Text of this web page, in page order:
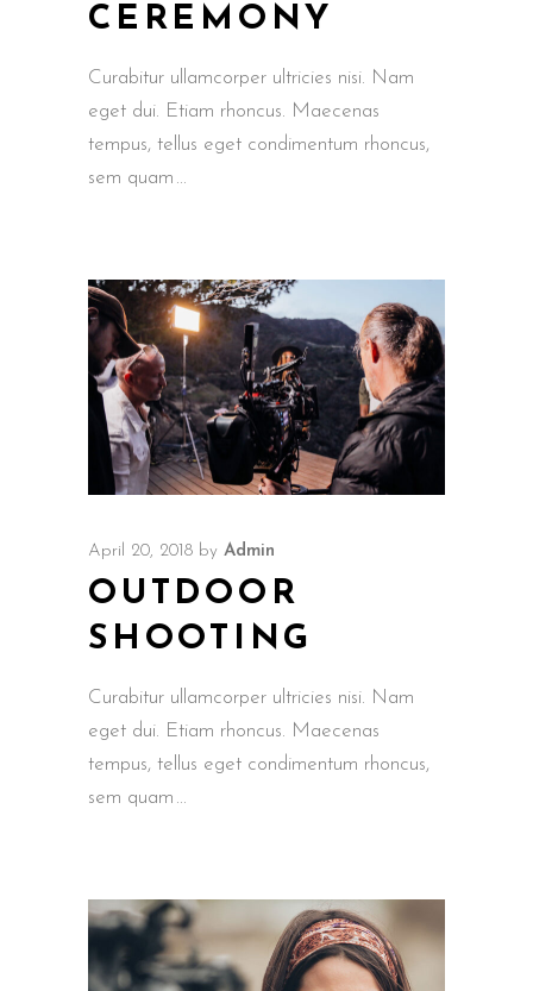
CEREMONY
Curabitur ullamcorper ultricies nisi. Nam
eget dui. Etiam rhoncus. Maecenas
tempus, tellus eget condimentum rhoncus,
sem quam
April 20, 2018 by Admin
OUTDOOR
SHOOTING
Curabitur ullamcorper ultricies nisi. Nam
eget dui. Etiam rhoncus. Maecenas
tempus, tellus eget condimentum rhoncus,
sem quam